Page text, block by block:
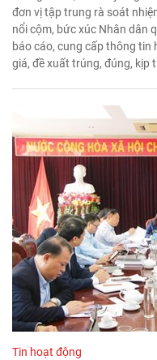
đơn vị tập trung rà soát
nổi cộm, bức xúc Nhân dân
báo cáo, cung cấp thông tin
giá, đề xuất trúng, đúng, kịp
Tin hoạt động